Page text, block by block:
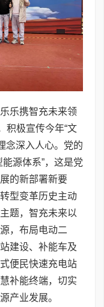
乐携智充未来领
积极宣传今年“文
念深入人心。党的
源体系”，这是党
的新部署新要
型变革历史主动
题，智充未来以
，布局电动二
建设、补能车及
便民快速充电站
补能终端，切实
产业发展。